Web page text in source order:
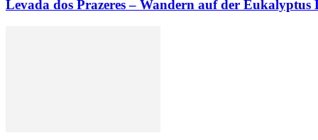
Levada dos Prazeres – Wandern auf der Eukalyptus